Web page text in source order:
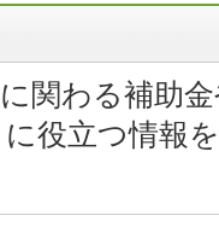
関わる補助
役立つ情報